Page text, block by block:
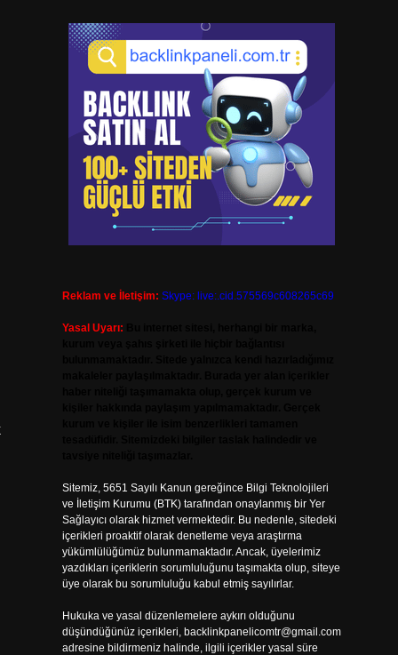
Reklam ve İletişim: Skype: live:.cid.575569c608265c69
Yasal Uyarı:
Sitemiz, 5651 Sayılı Kanun gereğince Bilgi Teknolojileri
ve İletişim Kurumu (BTK) tarafından onaylanmış bir Yer
Sağlayıcı olarak hizmet vermektedir. Bu nedenle, sitedeki
içerikleri proaktif olarak denetleme veya araştırma
yükümlülüğümüz bulunmamaktadır. Ancak, üyelerimiz
yazdıkları içeriklerin sorumluluğunu taşımakta olup, siteye
üye olarak bu sorumluluğu kabul etmiş sayılırlar.
Hukuka ve yasal düzenlemelere aykırı olduğunu
düşündüğünüz içerikleri, backlinkpanelicomtr@gmail.com
adresine bildirmeniz halinde, ilgili içerikler yasal süre